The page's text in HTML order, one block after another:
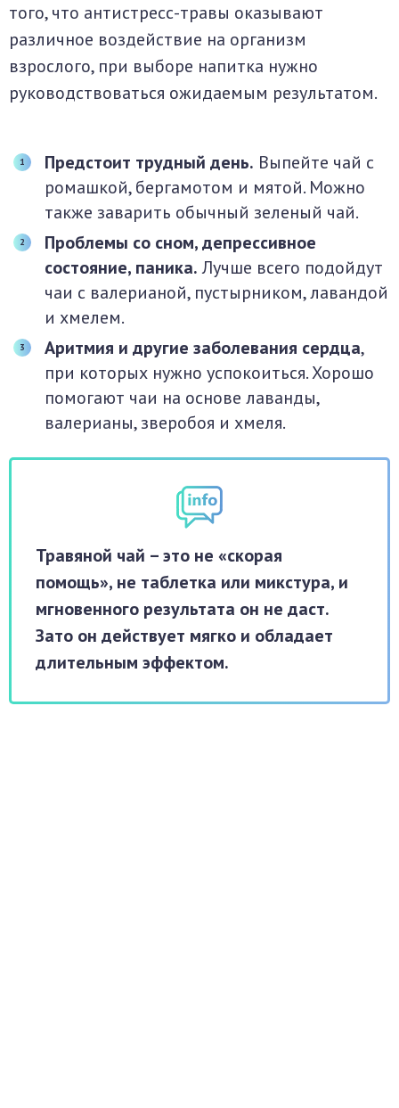
того, что антистресс-травы оказывают
различное воздействие на организм
взрослого, при выборе напитка нужно
руководствоваться ожидаемым результатом.
Предстоит трудный день. Выпейте чай с
ромашкой, бергамотом и мятой. Можно
также заварить обычный зеленый чай.
Проблемы со сном, депрессивное
состояние, паника.Лучше всего подойдут
чаи с валерианой, пустырником, лавандой
и хмелем.
Аритмия и другие заболевания сердца,
при которых нужно успокоиться. Хорошо
помогают чаи на основе лаванды,
валерианы, зверобоя и хмеля.
Травяной чай – это не «скорая
помощь», не таблетка или микстура, и
мгновенного результата он не даст.
Зато он действует мягко и обладает
длительным эффектом.